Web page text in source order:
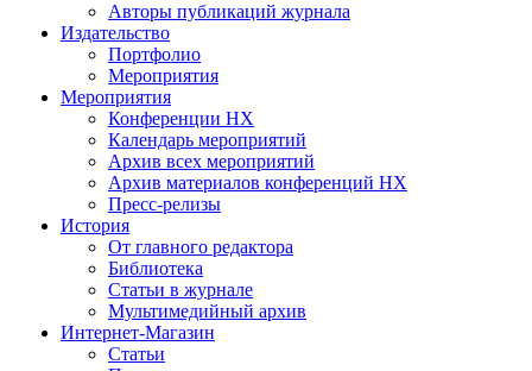
Авторы публикаций журнала
Издательство
Портфолио
Мероприятия
Мероприятия
Конференции НХ
Календарь мероприятий
Архив всех мероприятий
Архив материалов конференций НХ
Пресс-релизы
История
От главного редактора
Библиотека
Статьи в журнале
Мультимедийный архив
Интернет-Магазин
Статьи